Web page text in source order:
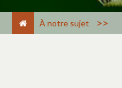
À notre sujet >